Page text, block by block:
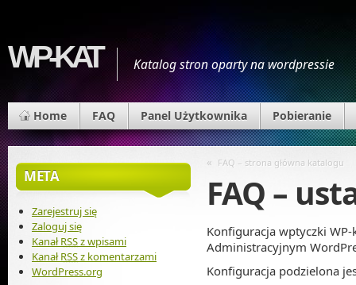
WP-KAT Katalog stron oparty na wordpressie
Home FAQ Panel Użytkownika Pobieranie
« FAQ – strona główna katalogu
FAQ –
Konfiguracja wptyczki
Administracyjnym
Konfiguracja podzielona
META
Zarejestruj się
Zaloguj się
KanałRSSz wpisami
KanałRSSz komentarzami
WordPress.org